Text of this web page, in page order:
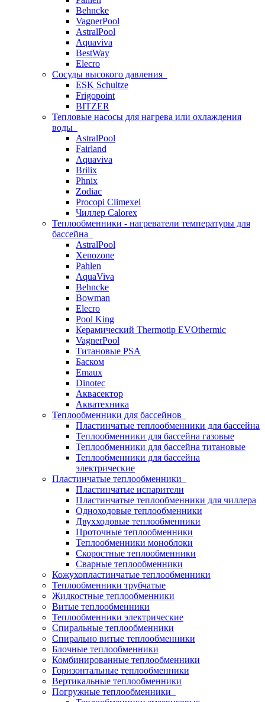
Behncke
VagnerPool
AstralPool
Aquaviva
BestWay
Elecro
Сосуды высокого давления
ESK Schultze
Frigopoint
BITZER
Тепловые насосы для нагрева или охлаждения
воды
AstralPool
Fairland
Aquaviva
Brilix
Phnix
Zodiac
Procopi Climexel
Чиллер Calorex
Теплообменники - нагреватели температуры для
бассейна
AstralPool
Xenozone
Pahlen
AquaViva
Behncke
Bowman
Elecro
Pool King
Керамический Thermotip EVOthermic
VagnerPool
Титановые PSA
Баском
Emaux
Dinotec
Аквасектор
Акватехника
Теплообменники для бассейнов
Пластинчатые теплообменники для бассейна
Теплообменники для бассейна газовые
Теплообменники для бассейна титановые
Теплообменники для бассейна
электрические
Пластинчатые теплообменники
Пластинчатые испарители
Пластинчатые теплообменники для чиллера
Одноходовые теплообменники
Двухходовые теплообменники
Проточные теплообменники
Теплообменники моноблоки
Скоростные теплообменники
Сварные теплообменники
Кожухопластинчатые теплообменники
Теплообменники трубчатые
Жидкостные теплообменники
Витые теплообменники
Теплообменники электрические
Спиральные теплообменники
Спирально витые теплообменники
Блочные теплообменники
Комбинированные теплообменники
Горизонтальные теплообменники
Вертикальные теплообменники
Погружные теплообменники